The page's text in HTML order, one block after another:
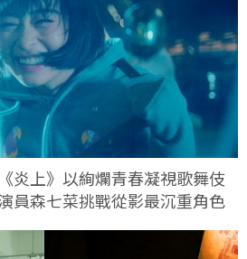
炎上》以絢爛青春凝視歌舞伎
員森七菜挑戰從影最沉重角色